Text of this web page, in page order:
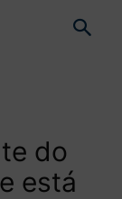
do
está